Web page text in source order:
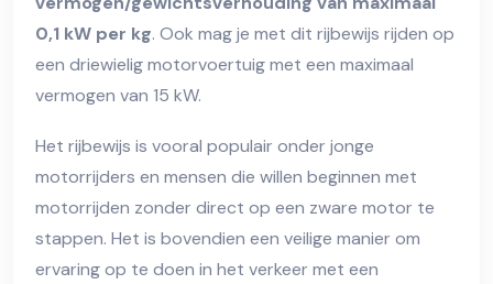
0,1 kW per kg. Ook mag je met dit rijbewijs rijden op
een driewielig motorvoertuig met een maximaal
vermogen van 15 kW.
Het rijbewijs is vooral populair onder jonge
motorrijders en mensen die willen beginnen met
motorrijden zonder direct op een zware motor te
stappen. Het is bovendien een veilige manier om
ervaring op te doen in het verkeer met een